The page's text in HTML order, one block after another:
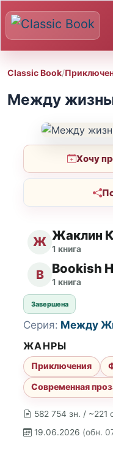
Classic Book/
Между
Хочу
Ж Жаклин
1 книга
B Bookish
1 книга
Завершена
582 754 зн. / ~221
19.06.2026 (обн.
Серия: Между
ЖАНРЫ
Приключения
Современная